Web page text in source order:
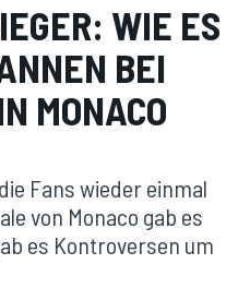
WIE ES
BEI
MONACO
Fans wieder einmal
von Monaco gab es
es Kontroversen um